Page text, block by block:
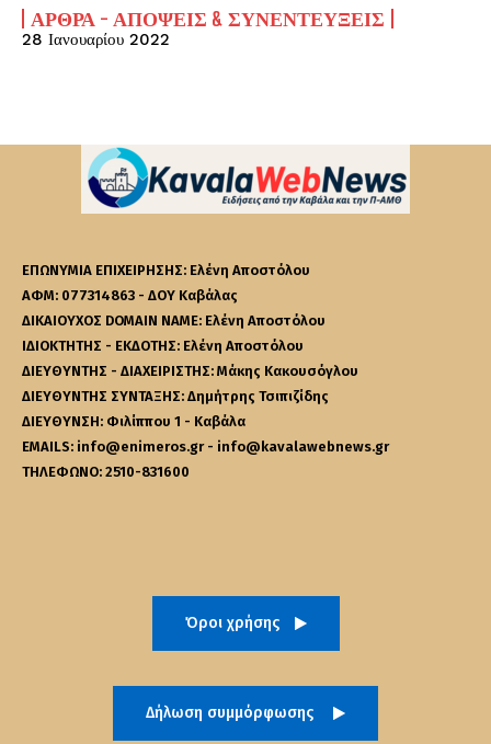
ΆΡΘΡΑ - ΑΠΌΨΕΙΣ & ΣΥΝΕΝΤΕΎΞΕΙΣ
28 Ιανουαρίου 2022
ΕΠΩΝΥΜΙΑ ΕΠΙΧΕΙΡΗΣΗΣ: Ελένη Αποστόλου
ΑΦΜ: 077314863 - ΔΟΥ Καβάλας
ΔΙΚΑΙΟΥΧΟΣ DOMAIN NAME: Ελένη Αποστόλου
ΙΔΙΟΚΤΗΤΗΣ - ΕΚΔΟΤΗΣ: Ελένη Αποστόλου
ΔΙΕΥΘΥΝΤΗΣ - ΔΙΑΧΕΙΡΙΣΤΗΣ: Μάκης Κακουσόγλου
ΔΙΕΥΘΥΝΤΗΣ ΣΥΝΤΑΞΗΣ: Δημήτρης Τσιπιζίδης
ΔΙΕΥΘΥΝΣΗ: Φιλίππου 1 - Καβάλα
EMAILS: info@enimeros.gr - info@kavalawebnews.gr
ΤΗΛΕΦΩΝΟ: 2510-831600
Όροι χρήσης
Δήλωση συμμόρφωσης